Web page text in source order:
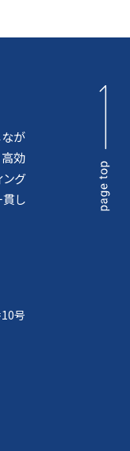
が
高効
ング
貫し
号